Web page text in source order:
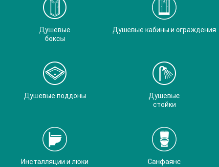
Душевые
боксы
Душевые кабины и ограждения
Душевые поддоны
Душевые
стойки
Инсталляции и люки Санфаянс